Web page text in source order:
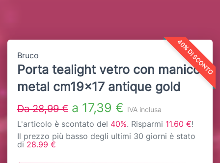
40% DI SCONTO
Bruco
Porta tealight vetro con manico
metal cm19x17 antique gold
Da 28,99 € a 17,39 € IVA inclusa
L'articolo è scontato del 40%. Risparmi 11.60 €!
Il prezzo più basso degli ultimi 30 giorni è stato
di 28.99 €